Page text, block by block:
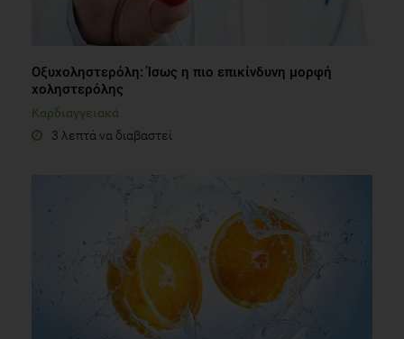
Οξυχοληστερόλη: Ίσως η πιο επικίνδυνη μορφή
χοληστερόλης
Καρδιαγγειακά
3 λεπτά να διαβαστεί